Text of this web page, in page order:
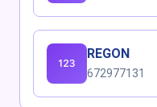
REGON
672977131